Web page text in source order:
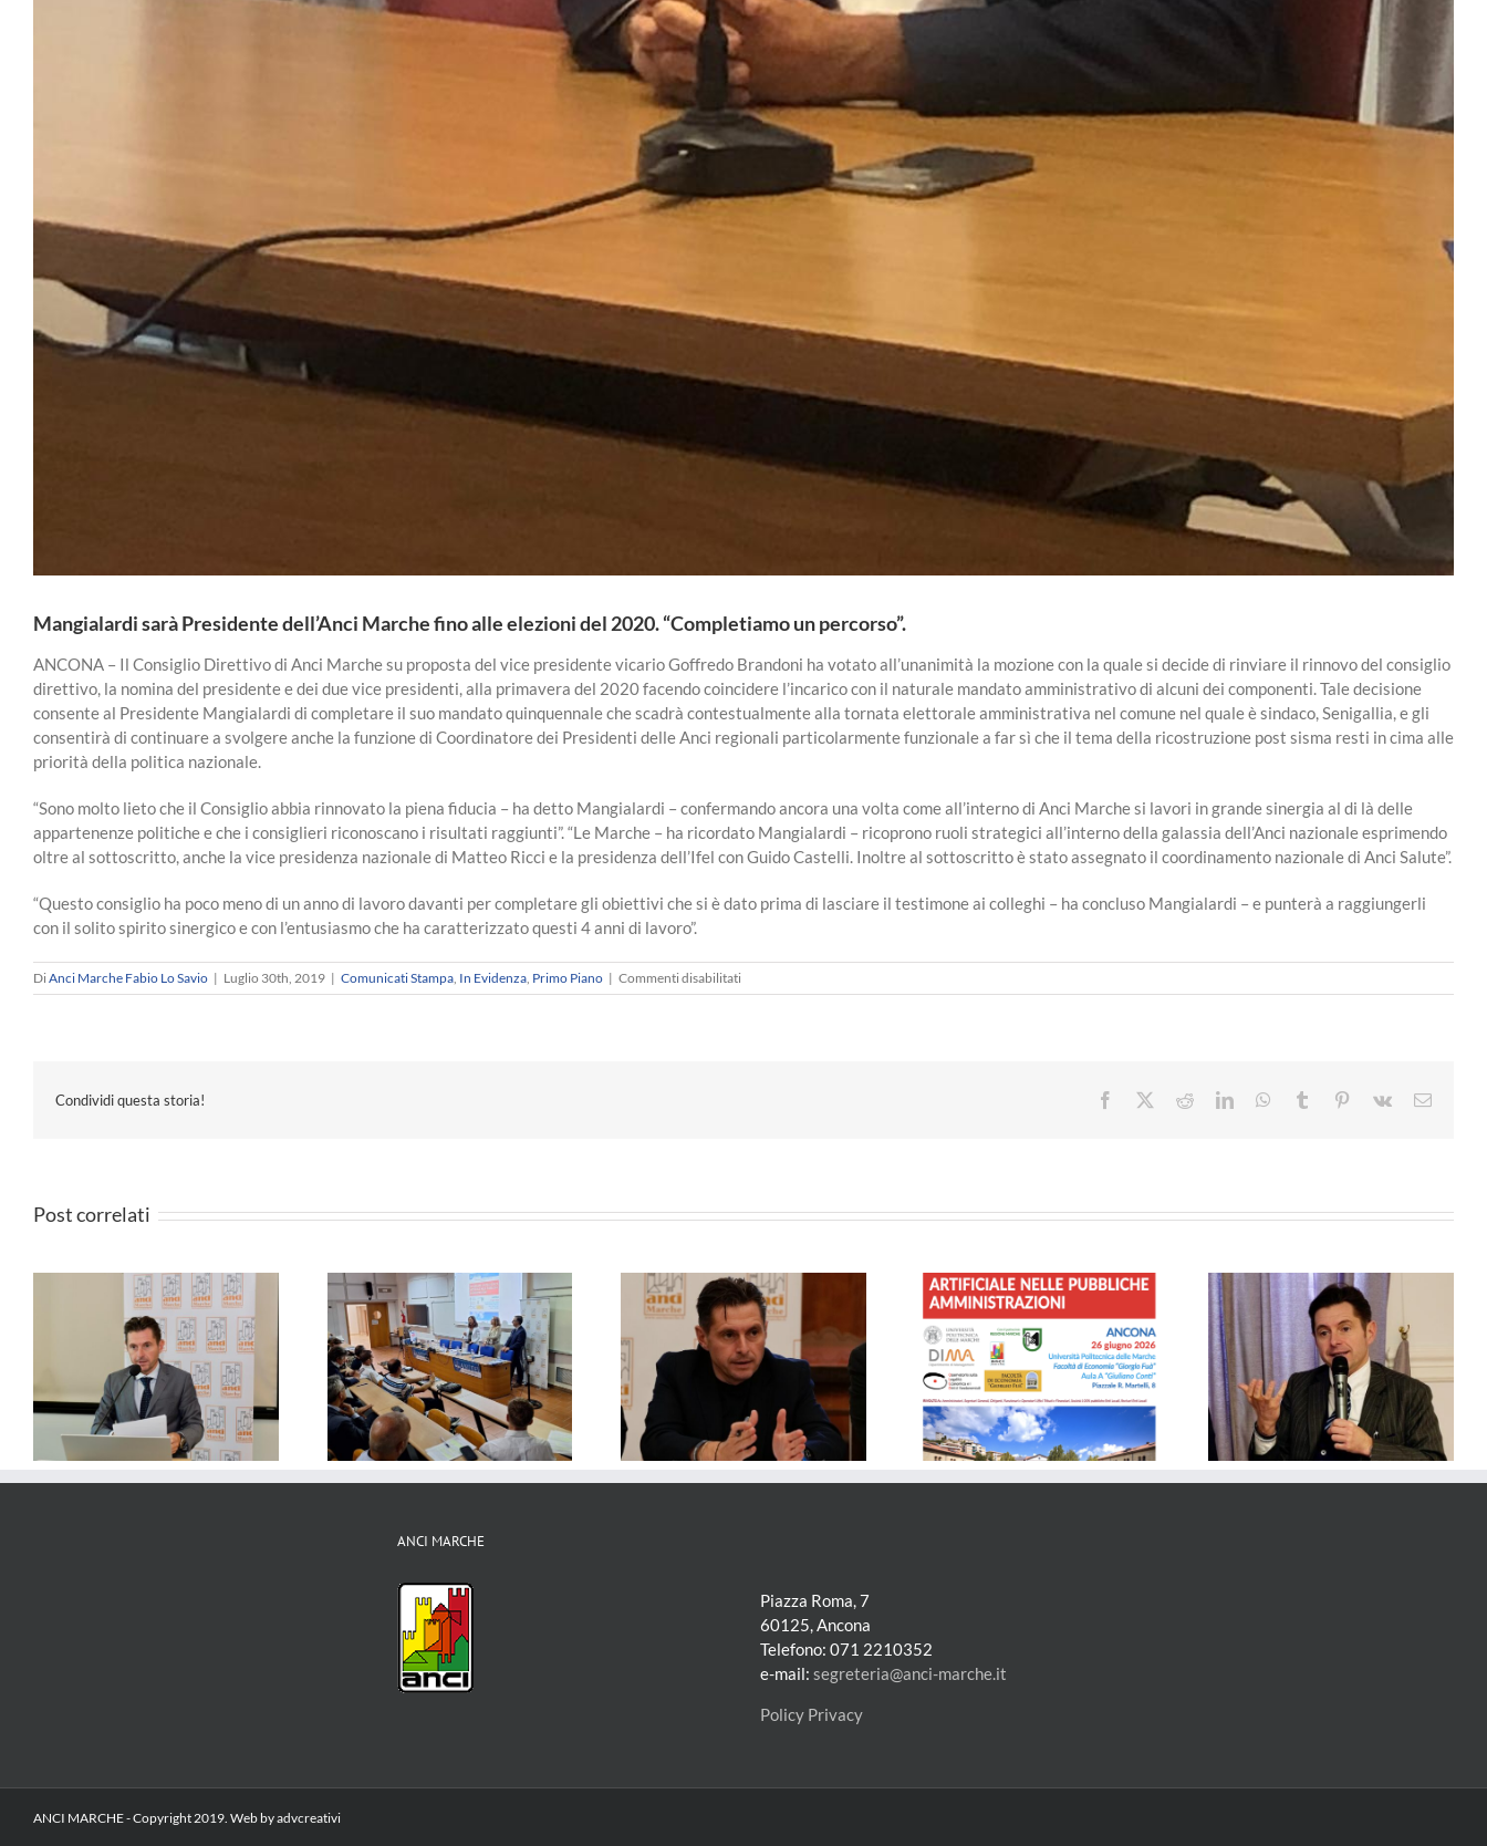
Mangialardi sarà Presidente dell’Anci Marche fino alle elezioni del 2020. “Completiamo un percorso”.
ANCONA – Il Consiglio Direttivo di Anci Marche su proposta del vice presidente vicario Goffredo Brandoni ha votato all’unanimità la mozione con la quale si decide di rinviare il rinnovo del consiglio
direttivo, la nomina del presidente e dei due vice presidenti, alla primavera del 2020 facendo coincidere l’incarico con il naturale mandato amministrativo di alcuni dei componenti.Tale decisione
consente al Presidente Mangialardi di completare il suo mandato quinquennale che scadrà contestualmente alla tornata elettorale amministrativa nel comune nel quale è sindaco, Senigallia, e gli
consentirà di continuare a svolgere anche la funzione di Coordinatore dei Presidenti delle Anci regionali particolarmente funzionale a far sì che il tema della ricostruzione post sisma resti in cima alle
priorità della politica nazionale.
“Sono molto lieto che il Consiglio abbia rinnovato la piena fiducia – ha detto Mangialardi – confermando ancora una volta come all’interno di Anci Marche si lavori in grande sinergia al di là delle
appartenenze politiche e che i consiglieri riconoscano i risultati raggiunti”. “Le Marche – ha ricordato Mangialardi – ricoprono ruoli strategici all’interno della galassia dell’Anci nazionale esprimendo
oltre al sottoscritto, anche la vice presidenza nazionale di Matteo Ricci e la presidenza dell’Ifel con Guido Castelli. Inoltre al sottoscritto è stato assegnato il coordinamento nazionale di Anci Salute”.
“Questo consiglio ha poco meno di un anno di lavoro davanti per completare gli obiettivi che si è dato prima di lasciare il testimone ai colleghi – ha concluso Mangialardi – e punterà a raggiungerli
con il solito spirito sinergico e con l’entusiasmo che ha caratterizzato questi 4 anni di lavoro”.
DiAnci Marche Fabio Lo Savio | Luglio 30th, 2019 | Comunicati Stampa, In Evidenza, Primo Piano | Commenti disabilitatisu
Mangialardi
un
Condividi questa storia! Facebook RedditLinkedInWhatsApp
Tumblr Pinterest
Vk Email
Post correlati
Formazione -Governare
l’Intelligenza Artificiale nelle PA
– I Materiali
ANCI MARCHE – Solidali col
sindaco Cesarini: le dimissioni
di un Sindaco sono sempre una
sconfitta per tutti
FORMAZIONE – Governare
l’Intelligenza Artificiale nelle
Pubbliche Amministrazioni
Solidarietà al Comune di Porto
Sant’Epidio per il tragico crollo
SICUREZZA – Dalla Regione
Marche 1,2 Milioni di euro ai
Comuni per Videosorveglianza
e Controllo del Territorio
ANCI MARCHE
Piazza Roma, 7
60125, Ancona
Telefono: 071 2210352
e-mail: segreteria@anci-marche.it
Policy Privacy
ANCI MARCHE - Copyright 2019. Web by advcreativi